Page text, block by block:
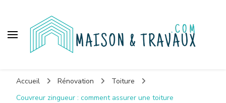
Accueil Rénovation
Toiture
Couvreur zingueur : comment assurer une toiture